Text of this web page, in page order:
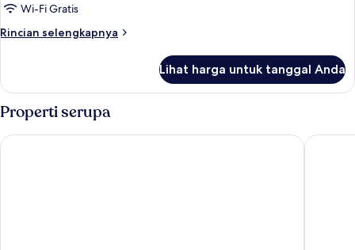
Wi-Fi Gratis
Rincian selengkapnya
Rincian
Kamar
Lihat harga untuk tanggal Anda
Properti serupa
La Folie Douce Hôtel Chamonix Lykke